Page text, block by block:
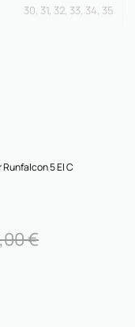
30, 31, 32, 33, 34, 35
5 El C
€